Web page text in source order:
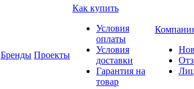
Бренды Проекты
Как купить
Условия
оплаты
Условия
доставки
Гарантия на
товар